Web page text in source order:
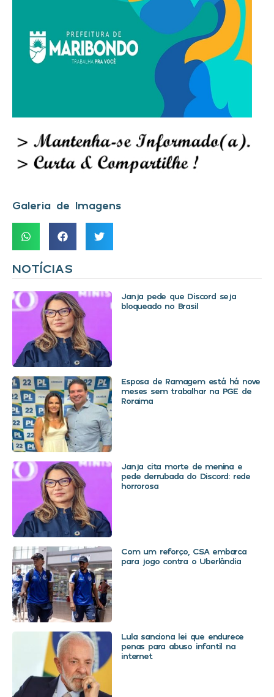
Galeria de Imagens
NOTÍCIAS
Janja pede que Discord seja
bloqueado no Brasil
Esposa de Ramagem está há nove
meses sem trabalhar na PGE de
Roraima
Janja cita morte de menina e
pede derrubada do Discord: rede
horrorosa
Com um reforço, CSA embarca
para jogo contra o Uberlândia
Lula sanciona lei que endurece
penas para abuso infantil na
internet